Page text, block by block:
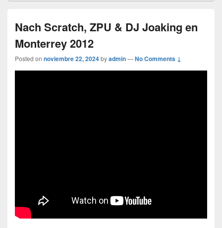
Nach Scratch, ZPU & DJ Joaking en
Monterrey 2012
Posted on noviembre 22, 2024byadmin—No Comments ↓